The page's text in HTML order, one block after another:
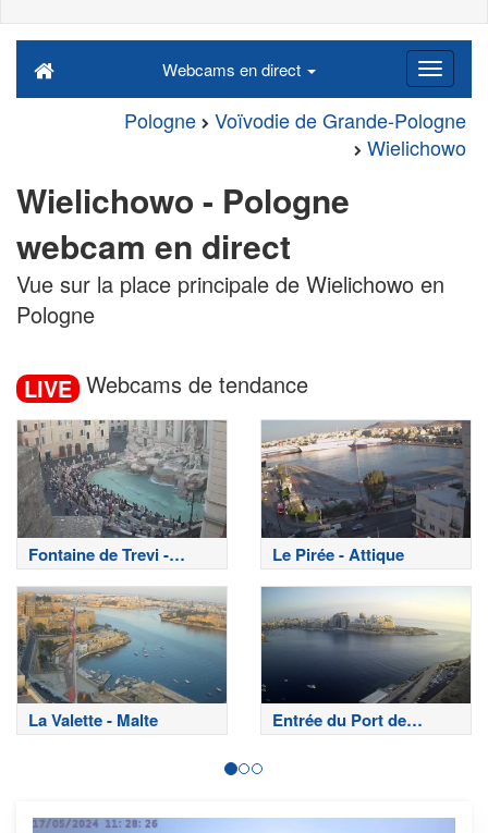
Webcams en direct
Pologne
Voïvodie de Grande-Pologne
Wielichowo
Wielichowo - Pologne
webcam en direct
Vue sur la place principale de Wielichowo en
Pologne
LIVE Webcams de tendance
Fontaine de Trevi -
Rome
Le Pirée - Attique
La Valette - Malte
Entrée du Port de
Sliema